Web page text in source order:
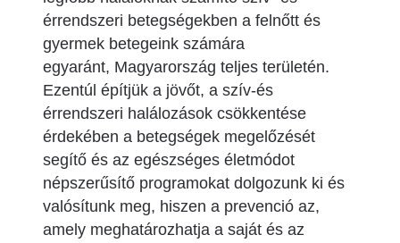
érrendszeri betegségekben a felnőtt és
gyermek betegeink számára
egyaránt, Magyarország teljes területén.
Ezentúl építjük a jövőt, a szív-és
érrendszeri halálozások csökkentése
érdekében a betegségek megelőzését
segítő és az egészséges életmódot
népszerűsítő programokat dolgozunk ki és
valósítunk meg, hiszen a prevenció az,
amely meghatározhatja a saját és az